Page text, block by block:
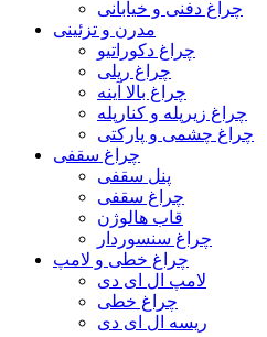
چراغ دفنی و خیابانی
مدرن و تزئینی
چراغ دکوراتیو
چراغ ریلی
چراغ بالا آینه
چراغ زیرپله و کنارپله
چراغ چشمی و پارکتی
چراغ سقفی
پنل سقفی
چراغ سقفی
قاب هالوژن
چراغ سنسوردار
چراغ خطی و لامپ
لامپ ال ای دی
چراغ خطی
ریسه ال ای دی